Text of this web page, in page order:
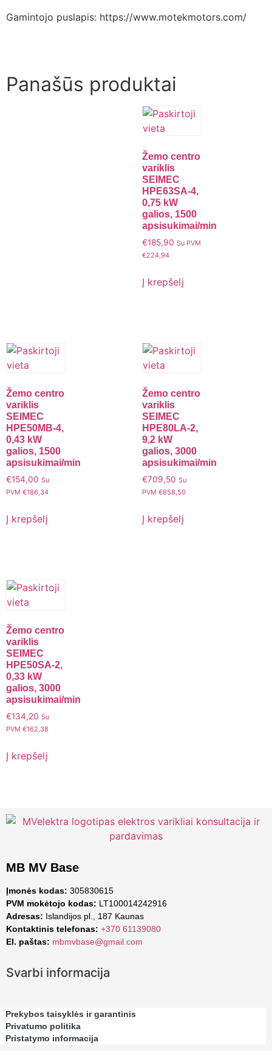
Gamintojo puslapis: https://www.motekmotors.com/
Panašūs produktai
Žemo centro
variklis
SEIMEC
HPE63SA-4,
0,75 kW
galios, 1500
apsisukimai/min
€185,90 Su PVM
€224,94
Į krepšelį
Žemo centro
variklis
SEIMEC
HPE50MB-4,
0,43 kW
galios, 1500
apsisukimai/min
€154,00 Su
PVM €186,34
Į krepšelį
Žemo centro
variklis
SEIMEC
HPE80LA-2,
9,2 kW
galios, 3000
apsisukimai/min
€709,50 Su
PVM €858,50
Į krepšelį
Žemo centro
variklis
SEIMEC
HPE50SA-2,
0,33 kW
galios, 3000
apsisukimai/min
€134,20 Su
PVM €162,38
Į krepšelį
MB MV Base
Įmonės kodas: 305830615
PVM mokėtojo kodas: LT100014242916
Adresas: Islandijos pl., 187 Kaunas
Kontaktinis telefonas: +370 61139080
El. paštas: mbmvbase@gmail.com
Svarbi informacija
Prekybos taisyklės ir garantinis
Privatumo politika
Pristatymo informacija